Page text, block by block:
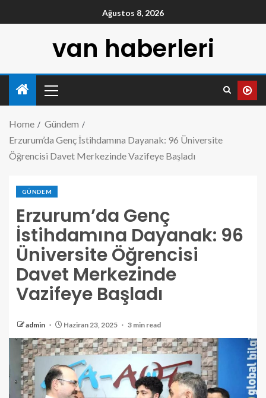
Ağustos 8, 2026
van haberleri
Home
Gündem
Erzurum’da Genç İstihdamına Dayanak: 96 Üniversite
Öğrencisi Davet Merkezinde Vazifeye Başladı
GÜNDEM
Erzurum’da Genç
İstihdamına Dayanak: 96
Üniversite Öğrencisi
Davet Merkezinde
Vazifeye Başladı
admin Haziran 23, 2025 3 min read